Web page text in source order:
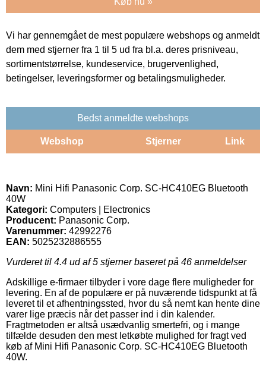
Vi har gennemgået de mest populære webshops og anmeldt
dem med stjerner fra 1 til 5 ud fra bl.a. deres prisniveau,
sortimentstørrelse, kundeservice, brugervenlighed,
betingelser, leveringsformer og betalingsmuligheder.
Bedst anmeldte webshops
Webshop Stjerner Link
Navn: Mini Hifi Panasonic Corp. SC-HC410EG Bluetooth
40W
Kategori: Computers | Electronics
Producent: Panasonic Corp.
Varenummer: 42992276
EAN: 5025232886555
Vurderet til 4.4 ud af 5 stjerner baseret på 46 anmeldelser
Adskillige e-firmaer tilbyder i vore dage flere muligheder for
levering. En af de populære er på nuværende tidspunkt at få
leveret til et afhentningssted, hvor du så nemt kan hente dine
varer lige præcis når det passer ind i din kalender.
Fragtmetoden er altså usædvanlig smertefri, og i mange
tilfælde desuden den mest letkøbte mulighed for fragt ved
køb af Mini Hifi Panasonic Corp. SC-HC410EG Bluetooth
40W.